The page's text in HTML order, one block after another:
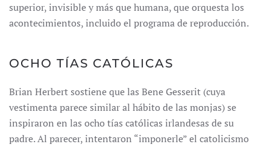
superior, invisible y más que humana, que orquesta los
acontecimientos, incluido el programa de reproducción.
OCHO TÍAS CATÓLICAS
Brian Herbert sostiene que las Bene Gesserit (cuya
vestimenta parece similar al hábito de las monjas) se
inspiraron en las ocho tías católicas irlandesas de su
padre. Al parecer, intentaron “imponerle” el catolicismo